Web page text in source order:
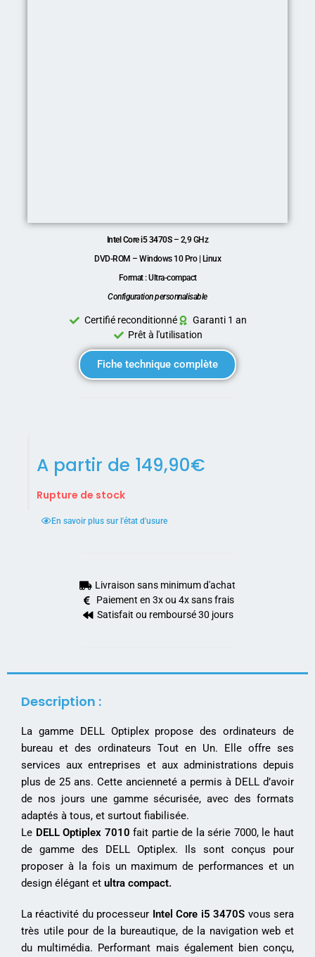
Intel Core i5 3470S– 2,9 GHz
DVD-ROM – Windows 10 Pro | Linux
Format : Ultra-compact
Configuration personnalisable
Certifié reconditionné
Garanti 1 an
Prêt à l'utilisation
Fiche technique complète
A partir de 149,90€
Rupture de stock
En savoir plus sur l'état d'usure
Livraison sans minimum d'achat
Paiement en 3x ou 4x sans frais
Satisfait ou remboursé 30 jours
Description :
La gamme DELL Optiplex propose des ordinateurs de
bureau et des ordinateurs Tout en Un. Elle offre ses
services aux entreprises et aux administrations depuis
plus de 25 ans. Cette ancienneté a permis à DELL d’avoir
de nos jours une gamme sécurisée, avec des formats
adaptés à tous, et surtout fiabilisée.
Le DELL Optiplex 7010 fait partie de la série 7000, le haut
de gamme des DELL Optiplex. Ils sont conçus pour
proposer à la fois un maximum de performances et un
design élégant et ultra compact.
La réactivité du processeur Intel Core i5 3470S vous sera
très utile pour de la bureautique, de la navigation web et
du multimédia. Performant mais également bien conçu,